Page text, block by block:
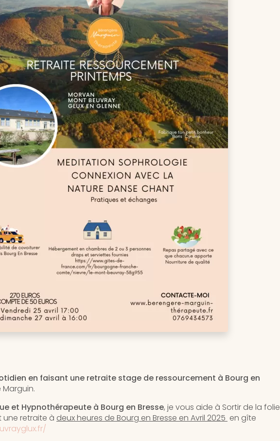
en faisant une retraite stage de ressourcement à Bourg en
et Hypnothérapeute à Bourg en Bresse, je vous aide à Sortir de la folie
retraite à deux heures de Bourg en Bresse en Avril 2025 en gîte